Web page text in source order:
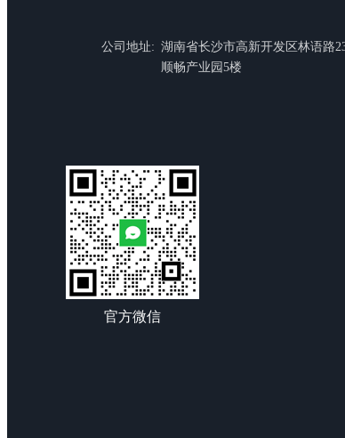
公司地址: 湖南省长沙市高新开发区林语路
顺畅产业园5楼
官方微信